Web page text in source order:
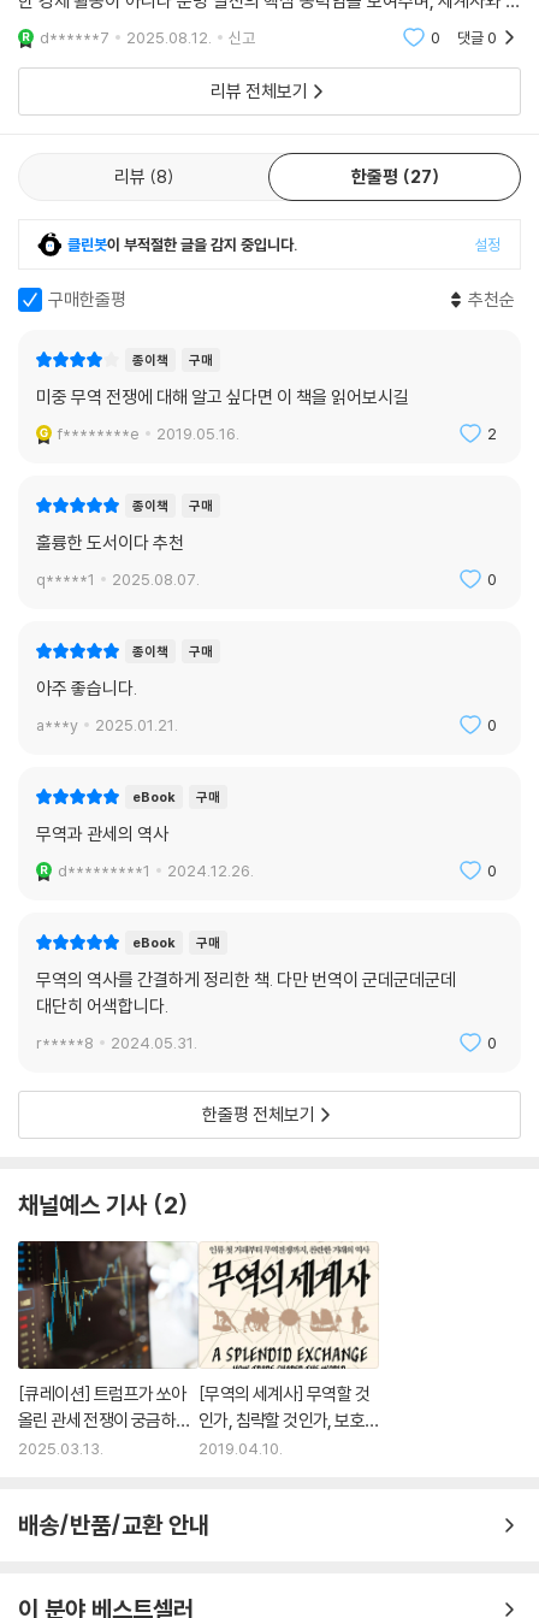
(futures)을 매도하여 6~12개월 후 제품의 가격을 미리 보장받을 수 있
었다. 반면 선물에 투자한 사람들은 도중에 상품 가격이 급등하는 위험을
피할 수 있었다. 이 밖에 해상보험이라는 위험 분산 장치를 통해 보험에 가
입한 운송업체는 바다에서 화물을 잃어버리는 경우에 대비할 수 있었다.
「9장 기업의 등장:동인도회사」 중에서
서 아프리카로(섬유를 비롯한 제조품), 아프리카에서 신세계로(노예) 대
이 배운다. 하지만 전체 그림을 지나치게 간소화하는 과정에서 단거리 교
고 염료를 싣고 간 다음 옥수수를 선적하여 런던까지 나르고, 런던에서는
양모를 실어 르아브르로 이동하고, 거기서 프랑스 실크를 실어 아프리카
노예 해안으로 떠났을 것이다.
한편 동양에서는 일이 순조롭게 흘러가지 않았다. 영국인은 캘리코에 열광
할 만한 교역품을 찾기가 만만치 않았다. 대서양에서처럼 원활히 진행되는
체계가 필요했다. 대서양 삼각무역의 한 축이던 노예무역이 이후 수백 년
동안 인종관계를 악화시켰듯, 19세기 인도 및 중국과의 불평등한 교역은
오늘날까지도 동양과 서양의 관계에 지대한 영향을 미치고 있다.
주는 책이다.
- 피터 번스타인 (Peter L. Bernstein, 『리스크』저자)
번스타인은 유쾌하고 활력 넘치는 이야기꾼으로, 석기시대 이후 국제무역
준다. 이 책은 역사, 지리, 경제를 한 권의 책 안에서 익힐 수 있도록 환상적
인 방법으로 집필되었다. 책을 읽는 동안 마치 스크루지 삼촌이 낯선 땅의
옛 문명에서 겪은 모험에 대해 듣는 어린이로 돌아간 듯했다. 물론 내 강의
를 듣는 학생들에게 들려줄 많은 아이디어도 얻을 수 있었다.
- 에드 타워 (Ed Tower, 듀크대학교 경제학과 교수)
독자를 폭풍 같은 여정으로 안내하는 책. 《무역의 세계사》는 물건을 나르
고 교환하는 본능이 인간 고유의 속성일 뿐 아니라 인류 역사의 위대한 발
뮤얼슨 같은 경제학자들의 세계에 고통 없이 입문하고 싶은 독자들에게도
- 이코노미스트
깊은 깨달음을 주는 책. 윌리엄 번스타인은 통찰력 있는 이야기를 흥미진
무역이 끝없이 이어지는 세계무역기구(WTO) 협상으로 정의되고 컨테이
타인의 책은 유령선이 출몰하는 바다로 떠나는 조니 뎁의 영화를 보는 듯
스럽게 이어진다. 《무역의 세계사》는 반대되는 결론의 연속으로 인류를 번
영으로 이끈 무역의 역사를 흥미롭고도 폭넓게 다뤘다.
- 비즈니스위크
세계화에 대한 이해에 탁월한 기여를 한 책이다. 연대기의 범위는 놀라울
정도로 광범위하고 국제무역의 본질을 꿰뚫는 번스타인의 시선은 책을 돋
- 포린어페어스
깊이와 밀도에서 최근 발간된 경제서적 중에 최고 수준이라고 자신한다.
종합적인 연구에 훌륭한 이야기를 더한 책이다. 이 책의 구매 행위야말로
올해 가장‘훌륭한 거래’가 될 것이다.
- 파이낸셜 히스토리
제사를 동시에 이해할 수 있는 통찰을 제공합니다.#무역의세계사 #윌리
엄번스타인 #박홍경
d******7 2025.08.12. 신고 0 댓글0
리뷰 전체보기
리뷰 8 한줄평 27
클린봇이 부적절한 글을 감지 중입니다. 설정
구매한줄평 추천순
종이책 구매
미중 무역 전쟁에 대해 알고 싶다면 이 책을 읽어보시길
f********e 2019.05.16. 2
종이책 구매
훌륭한 도서이다 추천
q*****1 2025.08.07. 0
종이책 구매
아주 좋습니다.
a***y 2025.01.21. 0
eBook 구매
무역과 관세의 역사
d*********1 2024.12.26. 0
eBook 구매
무역의 역사를 간결하게 정리한 책. 다만 번역이 군데군데군데
대단히 어색합니다.
r*****8 2024.05.31. 0
한줄평 전체보기
채널예스 기사 2
[큐레이션] 트럼프가 쏘아
올린 관세 전쟁이 궁금하다
면
2025.03.13.
[무역의 세계사] 무역할 것
인가, 침략할 것인가, 보호
할 것인가
2019.04.10.
배송/반품/교환 안내
이 분야 베스트셀러